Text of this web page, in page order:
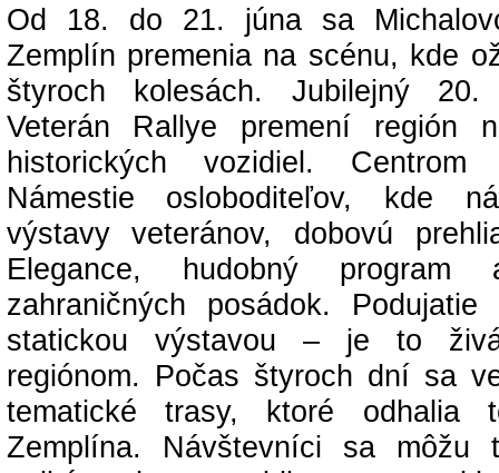
Od 18. do 21. júna sa
Zemplín premenia na scénu, kde
štyroch kolesách. Jubilejný
Veterán Rallye premení región
historických vozidiel. Centrom
Námestie osloboditeľov, kde
výstavy veteránov, dobovú
Elegance, hudobný program
zahraničných posádok.
statickou výstavou – je to
regiónom. Počas štyroch dní sa
tematické trasy, ktoré odhalia
Zemplína. Návštevníci sa môžu